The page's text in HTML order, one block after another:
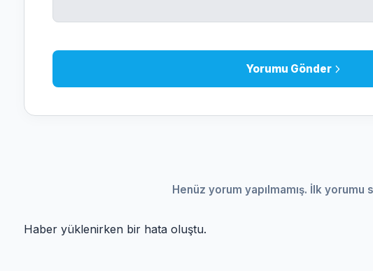
Yorumu Gönder
Henüz yorum yapılmamış. İlk yorumu
Haber yüklenirken bir hata oluştu.